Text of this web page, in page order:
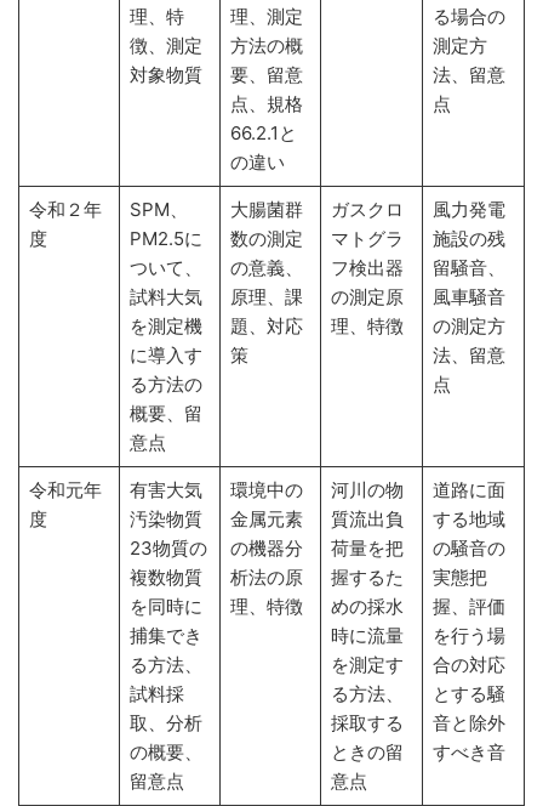
理、特
徴、測定
対象物質
理、測定
方法の概
要、留意
点、規格
66.2.1と
の違い
る場合の
測定方
法、留意
点
令和２年
度
SPM、
PM2.5に
ついて、
試料大気
を測定機
に導入す
る方法の
概要、留
意点
大腸菌群
数の測定
の意義、
原理、課
題、対応
策
ガスクロ
マトグラ
フ検出器
の測定原
理、特徴
風力発電
施設の残
留騒音、
風車騒音
の測定方
法、留意
点
令和元年
度
有害大気
汚染物質
23物質の
複数物質
を同時に
捕集でき
る方法、
試料採
取、分析
の概要、
留意点
環境中の
金属元素
の機器分
析法の原
理、特徴
河川の物
質流出負
荷量を把
握するた
めの採水
時に流量
を測定す
る方法、
採取する
ときの留
意点
道路に面
する地域
の騒音の
実態把
握、評価
を行う場
合の対応
とする騒
音と除外
すべき音